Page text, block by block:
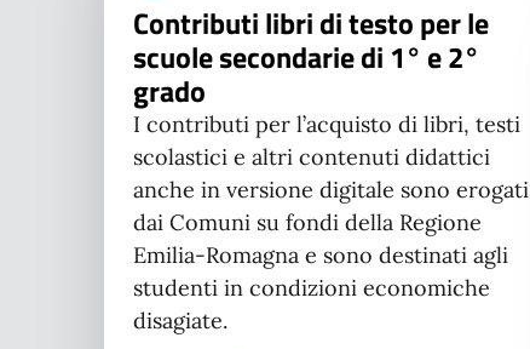
Contributi libri di testo per le
scuole secondarie di 1° e 2°
grado
I contributi per l’acquisto di libri, testi
scolastici e altri contenuti didattici
anche in versione digitale sono erogati
dai Comuni su fondi della Regione
Emilia-Romagna e sono destinati agli
studenti in condizioni economiche
disagiate.